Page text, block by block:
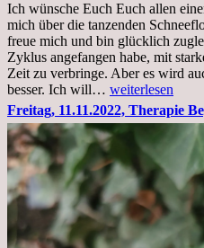
Ich wünsche Euch Euch allen
mich über die tanzenden
freue mich und bin glücklich
Zyklus angefangen habe, mit
Zeit zu verbringe. Aber es wird
besser. Ich will… Sonntag,
20.11.2022,
Todensonntag
weiterlesen
Freitag, 11.11.2022, Therapie